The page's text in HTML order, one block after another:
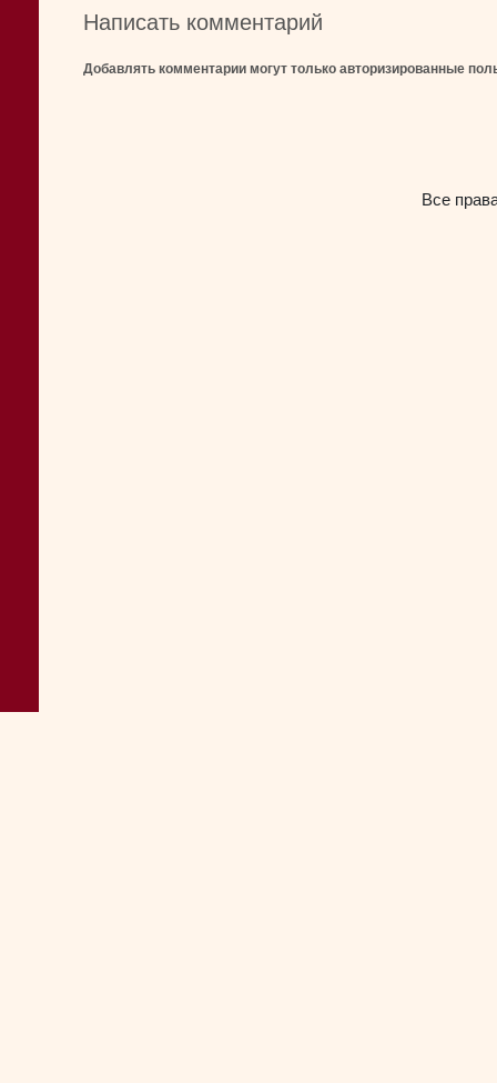
Написать комментарий
Добавлять комментарии могут только авторизированные
Все